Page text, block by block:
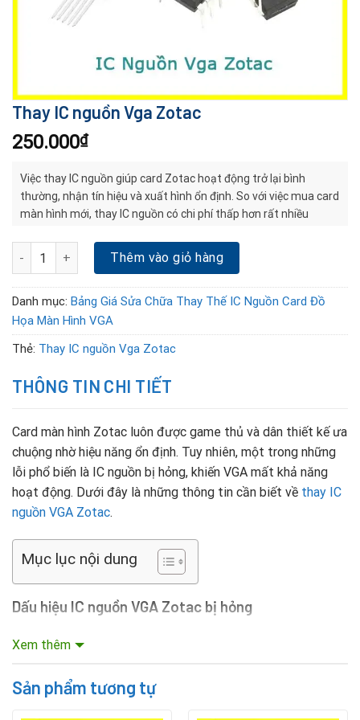
Thay IC nguồn Vga Zotac
250.000₫
Việc thay IC nguồn giúp card Zotac hoạt động trở lại bình
thường, nhận tín hiệu và xuất hình ổn định. So với việc mua card
màn hình mới, thay IC nguồn có chi phí thấp hơn rất nhiều
Thay IC nguồn Vga Zotac số lượng
Thêm vào giỏ hàng
Danh mục: Bảng Giá Sửa Chữa Thay Thế IC Nguồn Card Đồ
Họa Màn Hình VGA
Thẻ: Thay IC nguồn Vga Zotac
THÔNG TIN CHI TIẾT
Card màn hình Zotac luôn được game thủ và dân thiết kế ưa
chuộng nhờ hiệu năng ổn định. Tuy nhiên, một trong những
lỗi phổ biến là IC nguồn bị hỏng, khiến VGA mất khả năng
hoạt động. Dưới đây là những thông tin cần biết về thay IC
nguồn VGA Zotac.
Mục lục nội dung
Dấu hiệu IC nguồn VGA Zotac bị hỏng
dụng nặng.
Xem thêm
Sản phẩm tương tự